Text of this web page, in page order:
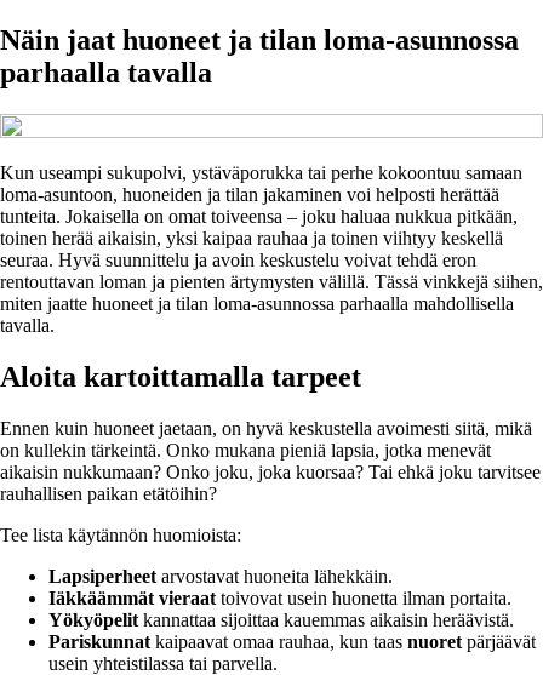
Näin jaat huoneet ja tilan loma-asunnossa
parhaalla tavalla
Kun useampi sukupolvi, ystäväporukka tai perhe kokoontuu samaan
loma-asuntoon, huoneiden ja tilan jakaminen voi helposti herättää
tunteita. Jokaisella on omat toiveensa – joku haluaa nukkua pitkään,
toinen herää aikaisin, yksi kaipaa rauhaa ja toinen viihtyy keskellä
seuraa. Hyvä suunnittelu ja avoin keskustelu voivat tehdä eron
rentouttavan loman ja pienten ärtymysten välillä. Tässä vinkkejä siihen,
miten jaatte huoneet ja tilan loma-asunnossa parhaalla mahdollisella
tavalla.
Aloita kartoittamalla tarpeet
Ennen kuin huoneet jaetaan, on hyvä keskustella avoimesti siitä, mikä
on kullekin tärkeintä. Onko mukana pieniä lapsia, jotka menevät
aikaisin nukkumaan? Onko joku, joka kuorsaa? Tai ehkä joku tarvitsee
rauhallisen paikan etätöihin?
Tee lista käytännön huomioista:
Lapsiperheet arvostavat huoneita lähekkäin.
Iäkkäämmät vieraat toivovat usein huonetta ilman portaita.
Yökyöpelit kannattaa sijoittaa kauemmas aikaisin heräävistä.
Pariskunnat kaipaavat omaa rauhaa, kun taas nuoret pärjäävät
usein yhteistilassa tai parvella.